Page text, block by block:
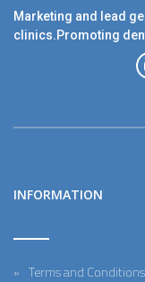
Marketing and lead
clinics.Promoting
INFORMATION
Terms and Conditions